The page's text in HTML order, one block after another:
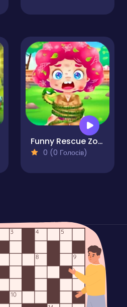
Funny Rescue Zookeeper
0 (0 Голосів)